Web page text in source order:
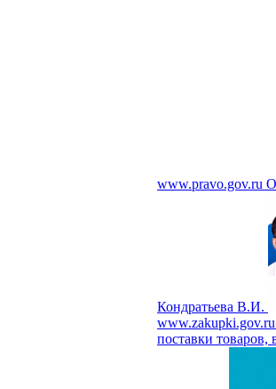
www.pravo.gov.ru
Кондратьева В.И.
www.zakupki.gov.ru
поставки товаров,